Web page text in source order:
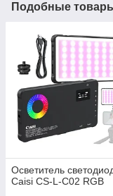
Подобные
Осветитель
Caisi CS-L-C02 RGB